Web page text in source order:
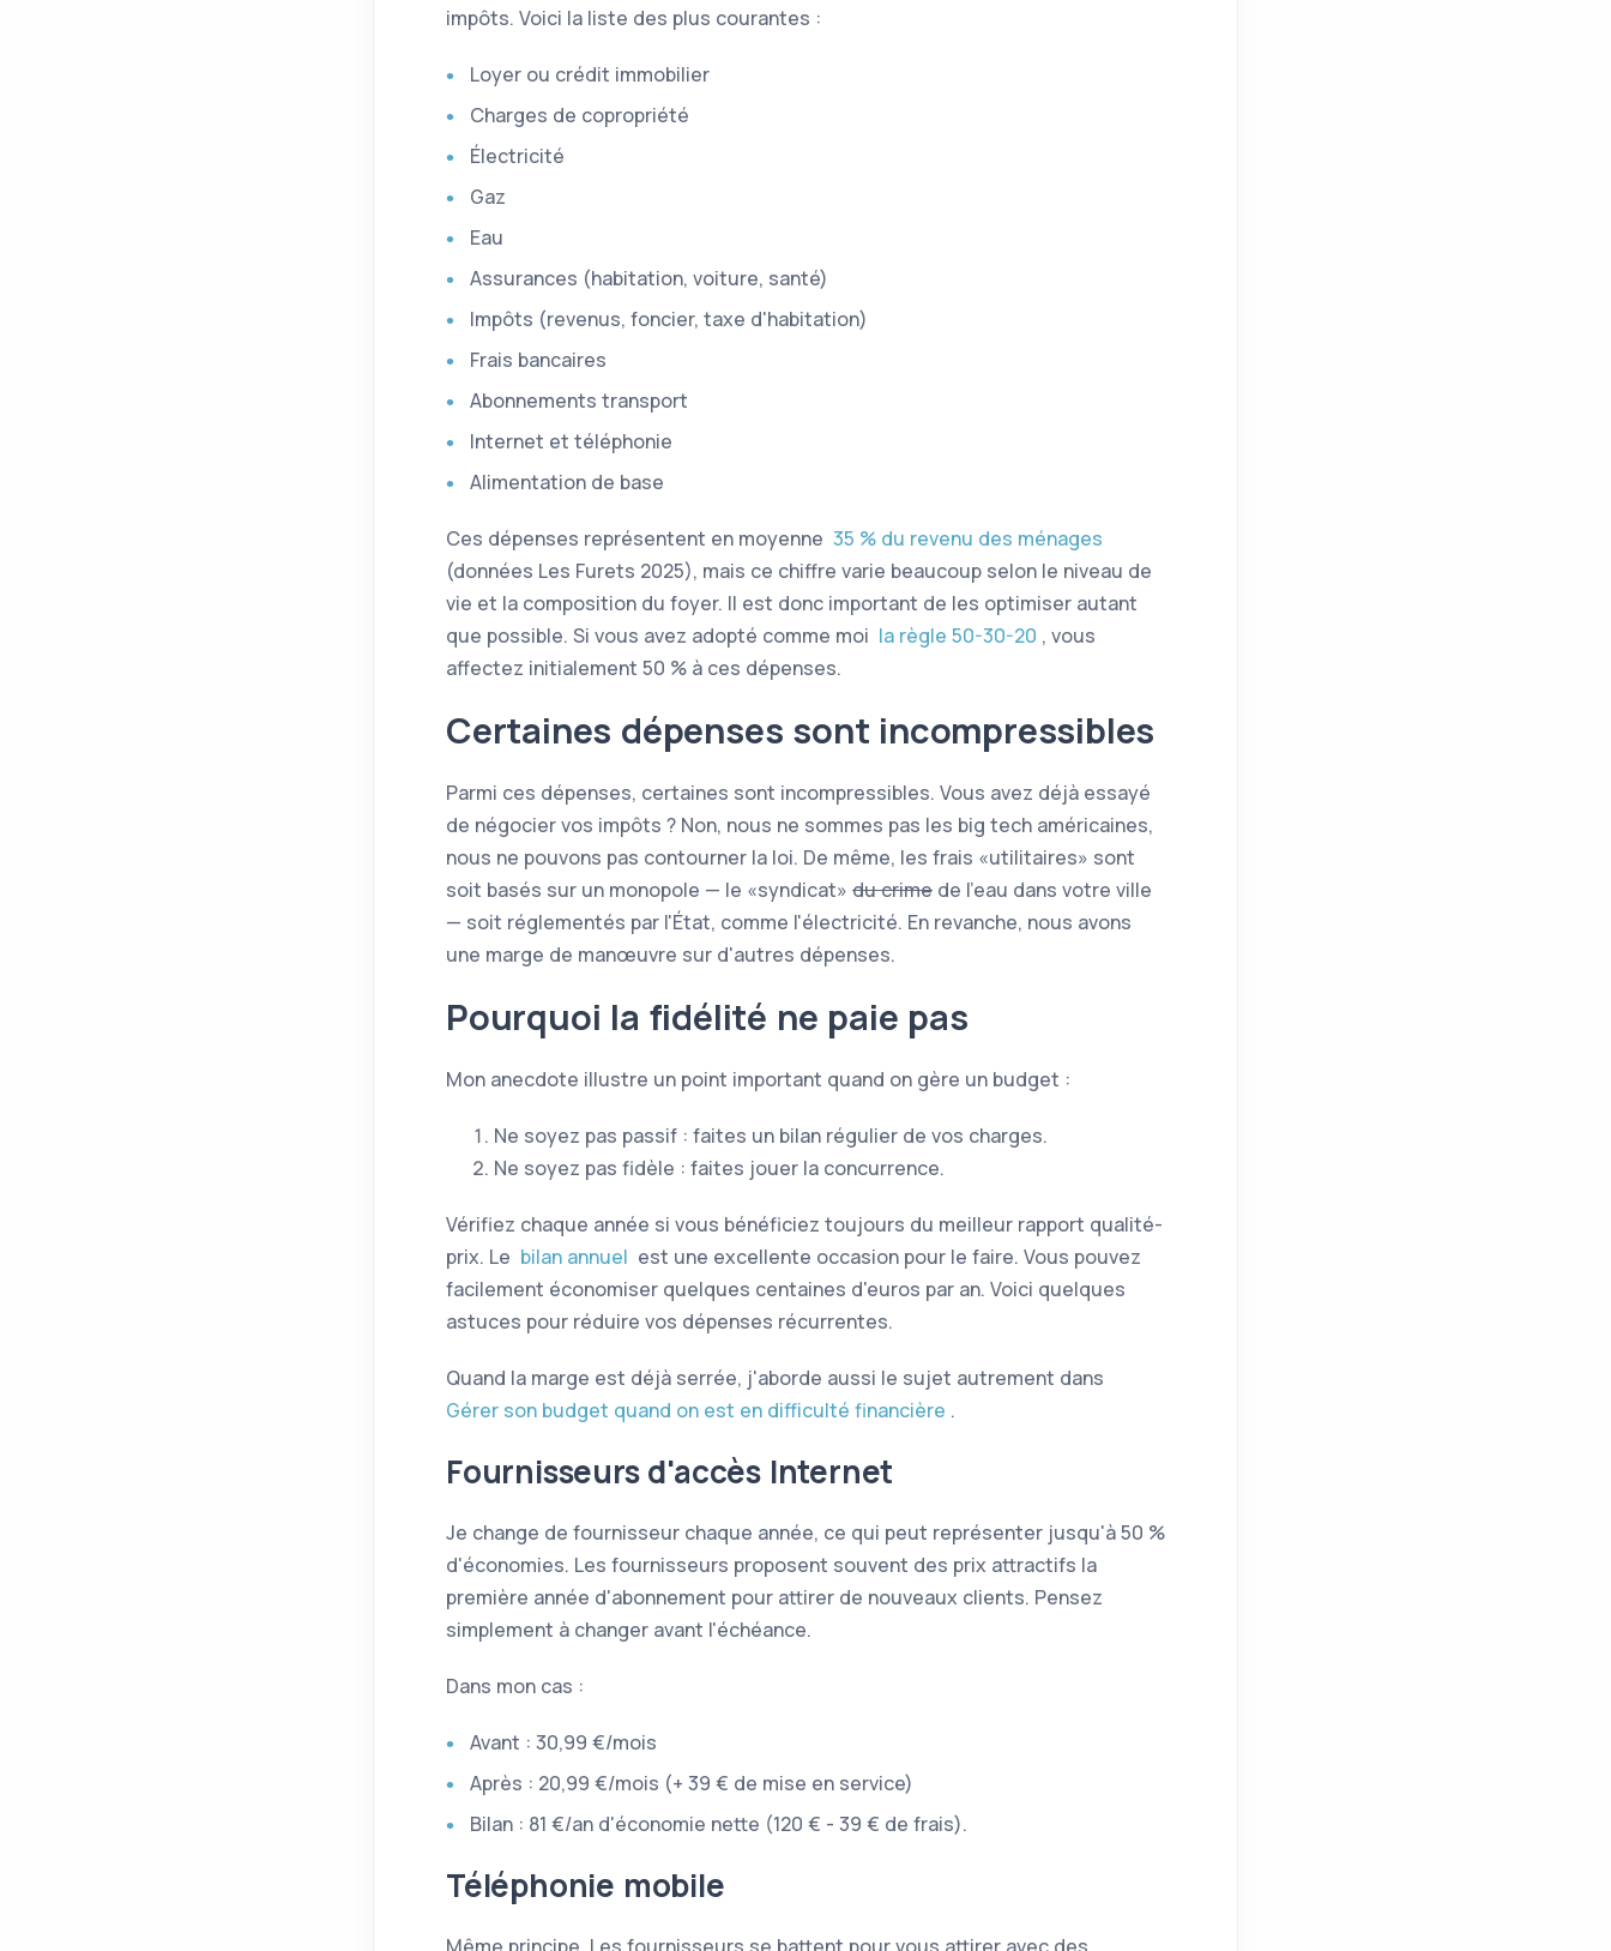
impôts. Voici la liste des plus courantes :
Loyer ou crédit immobilier
Charges de copropriété
Électricité
Gaz
Eau
Assurances (habitation, voiture, santé)
Impôts (revenus, foncier, taxe d'habitation)
Frais bancaires
Abonnements transport
Internet et téléphonie
Alimentation de base
Ces dépenses représentent en moyenne 35 % du revenu des ménages
(données Les Furets 2025), mais ce chiffre varie beaucoup selon le niveau de
vie et la composition du foyer. Il est donc important de les optimiser autant
que possible. Si vous avez adopté comme moi la règle 50-30-20 , vous
affectez initialement 50 % à ces dépenses.
Certaines dépenses sont incompressibles
Parmi ces dépenses, certaines sont incompressibles. Vous avez déjà essayé
de négocier vos impôts ? Non, nous ne sommes pas les big tech américaines,
nous ne pouvons pas contourner la loi. De même, les frais
utilitaires
sont
soit basés sur un monopole — le
syndicat du crime de l'eau dans votre ville
— soit réglementés par l'État, comme l'électricité. En revanche, nous avons
une marge de manœuvre sur d'autres dépenses.
Pourquoi la fidélité ne paie pas
Mon anecdote illustre un point important quand on gère un budget :
Ne soyez pas passif : faites un bilan régulier de vos charges.
Ne soyez pas fidèle : faites jouer la concurrence.
Vérifiez chaque année si vous bénéficiez toujours du meilleur rapport qualité-
prix. Le bilan annuel est une excellente occasion pour le faire. Vous pouvez
facilement économiser quelques centaines d'euros par an. Voici quelques
astuces pour réduire vos dépenses récurrentes.
Quand la marge est déjà serrée, j'aborde aussi le sujet autrement dans
Gérer son budget quand on est en difficulté financière .
Fournisseurs d'accès Internet
Je change de fournisseur chaque année, ce qui peut représenter jusqu'à 50 %
d'économies. Les fournisseurs proposent souvent des prix attractifs la
première année d'abonnement pour attirer de nouveaux clients. Pensez
simplement à changer avant l'échéance.
Dans mon cas :
Avant : 30,99 €/mois
Après : 20,99 €/mois (+ 39 € de mise en service)
Bilan : 81 €/an d'économie nette (120 € - 39 € de frais).
Téléphonie mobile